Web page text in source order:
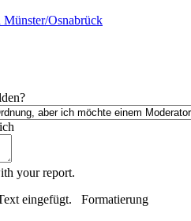
Osnabrück
your report.
eingefügt. Formatierung